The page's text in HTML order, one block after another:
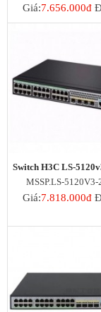
Giá:7.656.000đ
Switch H3C LS-
MSSP.LS-
Giá:7.818.000đ